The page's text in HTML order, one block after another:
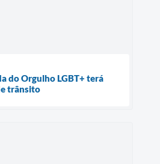
do Orgulho LGBT+ terá
trânsito